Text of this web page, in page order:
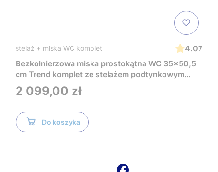
stelaż + miska WC komplet
4.07
Bezkołnierzowa miska prostokątna WC 35x50,5
cm Trend komplet ze stelażem podtynkowym
Tece i czarnym przyciskiem TeceNow
TR2216+Tece
Cena
2 099,00 zł
Do koszyka